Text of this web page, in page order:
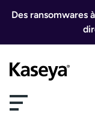
Des ransomwares